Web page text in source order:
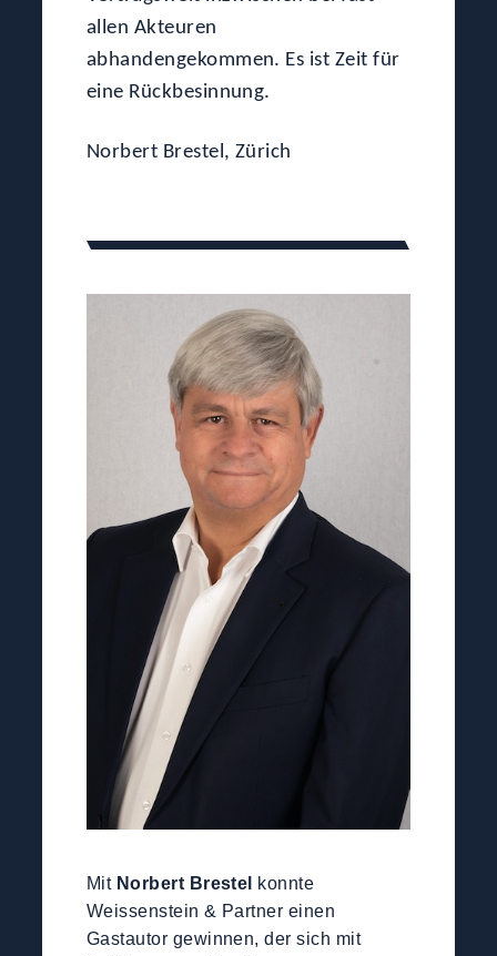
allen Akteuren
abhandengekommen. Es ist Zeit für
eine Rückbesinnung.
Norbert Brestel, Zürich
Mit Norbert Brestel
konnte
Weissenstein & Partner einen
Gastautor gewinnen, der sich mit